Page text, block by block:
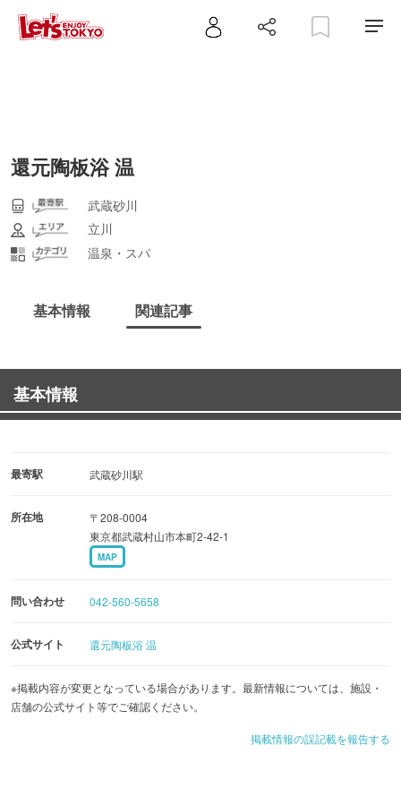
還元陶板浴 温
武蔵砂川
立川
温泉・スパ
基本情報 関連記事
基本情報
最寄駅 武蔵砂川駅
所在地
〒208-0004
東京都武蔵村山市本町2-42-1
MAP
問い合わせ 042-560-5658
公式サイト 還元陶板浴 温
※掲載内容が変更となっている場合があります。最新情報については、施設・
店舗の公式サイト等でご確認ください。
掲載情報の誤記載を報告する